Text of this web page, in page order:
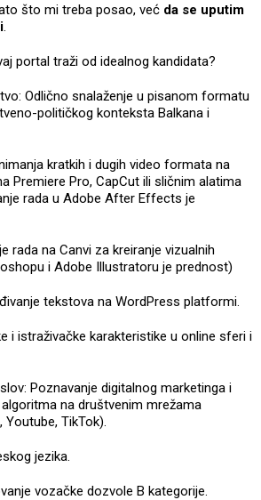
što mi treba posao, već da se uputim
.
portal traži od idealnog kandidata?
Odlično snalaženje u pisanom formatu
političkog konteksta Balkana i
kratkih i dugih video formata na
Premiere Pro, CapCut ili sličnim alatima
rada u Adobe After Effects je
rada na Canvi za kreiranje vizualnih
i Adobe Illustratoru je prednost)
tekstova na WordPress platformi.
i istraživačke karakteristike u online sferi i
Poznavanje digitalnog marketinga i
na društvenim mrežama
TikTok).
jezika.
vozačke dozvole B kategorije.